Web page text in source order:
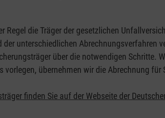
die Träger der gesetzlichen
unterschiedlichen Abrechnungsverfahren
über die notwendigen Schritte.
übernehmen wir die Abrechnung für
finden Sie auf der Webseite der